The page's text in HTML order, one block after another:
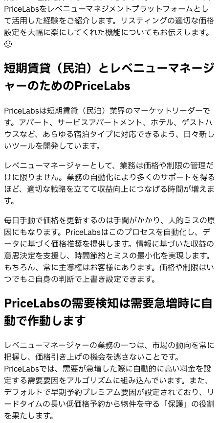
PriceLabsをレベニューマネジメントプラットフォームとし
て活用した経験をご紹介します。リスティングの適切な価格
設定を大幅に楽にしてくれた機能についてもお伝えします。
🙂
短期賃貸（民泊）とレベニューマネージ
ャーのためのPriceLabs
PriceLabsは短期賃貸（民泊）業界のマーケットリーダーで
す。アパート、サービスアパートメント、ホテル、ゲストハ
ウスなど、あらゆる宿泊タイプに対応できるよう、日々新し
いツールを開発しています。
レベニューマネージャーとして、業務は価格や制限の管理だ
けに限りません。業務の自動化により多くのサポートを得る
ほど、適切な戦略を立てて収益向上につなげる時間が増えま
す。
毎日手動で価格を更新するのは手間がかかり、人的ミスの原
因にもなります。PriceLabsはこのプロセスを自動化し、デ
ータに基づく価格推奨を提供します。情報に基づいた収益の
意思決定を支援し、時間節約とミスの最小化を実現します。
もちろん、常に主導権はお客様にあります。価格や制限はい
つでもご自身の判断で上書き設定できます。
PriceLabsの需要検知は需要急増時に自
動で作動します
レベニューマネージャーの業務の一つは、市場の動向を常に
把握し、価格引き上げの機会を逃さないことです。
PriceLabsでは、需要が急増した際に自動的に高い料金を設
定する需要要因をアルゴリズムに組み込んでいます。また、
デフォルトで早期予約プレミアム要因が設定されており、リ
ードタイムの長い低価格予約から物件を守る「保護」の役割
を果たします。